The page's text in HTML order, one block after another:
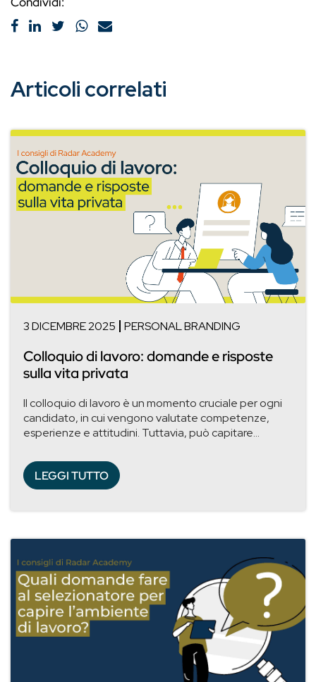
Articoli correlati
3 DICEMBRE 2025 PERSONAL BRANDING
Colloquio di lavoro: domande e risposte
sulla vita privata
Il colloquio di lavoro è un momento cruciale per ogni
candidato, in cui vengono valutate competenze,
esperienze e attitudini. Tuttavia, può capitare...
LEGGI TUTTO